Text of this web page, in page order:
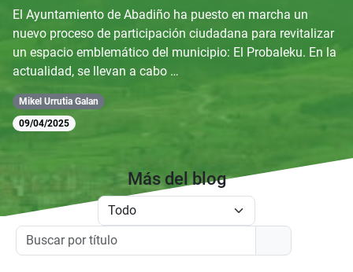
El Ayuntamiento de Abadiño ha puesto en marcha un
nuevo proceso de participación ciudadana para revitalizar
un espacio emblemático del municipio: El Probaleku. En la
actualidad, se llevan a cabo …
Mikel Urrutia Galan
09/04/2025
Más del blog